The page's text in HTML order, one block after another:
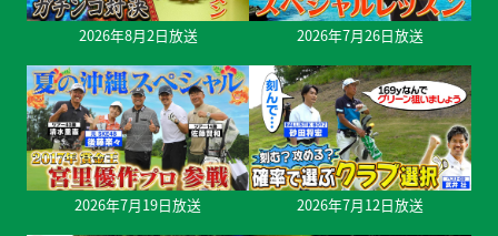
2026年8月2日放送 2026年7月26日放送
2026年7月19日放送 2026年7月12日放送